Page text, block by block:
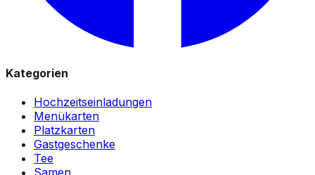
Kategorien
Hochzeitseinladungen
Menükarten
Platzkarten
Gastgeschenke
Tee